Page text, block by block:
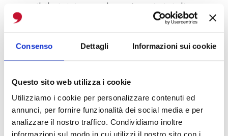
Consenso Dettagli Informazioni sui cookie
Questo sito web utilizza i cookie
Utilizziamo i cookie per personalizzare contenuti ed
annunci, per fornire funzionalità dei social media e per
analizzare il nostro traffico. Condividiamo inoltre
possibile iniziare a degustare i vini di
Su’entu, alle 12:00 nella sala conferenze
Francesco Bruno Fadda e Lara De Luna, e
l’amministratore di Su’entu Valeria Pilloni.
Dalle 13:00 in sala degustazione e nella